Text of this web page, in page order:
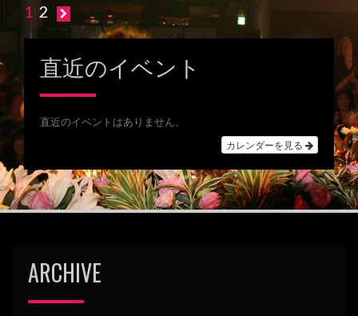
投
稿
ナ
ゲ
シ
ョ
1 2
直近のイベント
直近のイベントはありません。
カレンダーを見る
ARCHIVE